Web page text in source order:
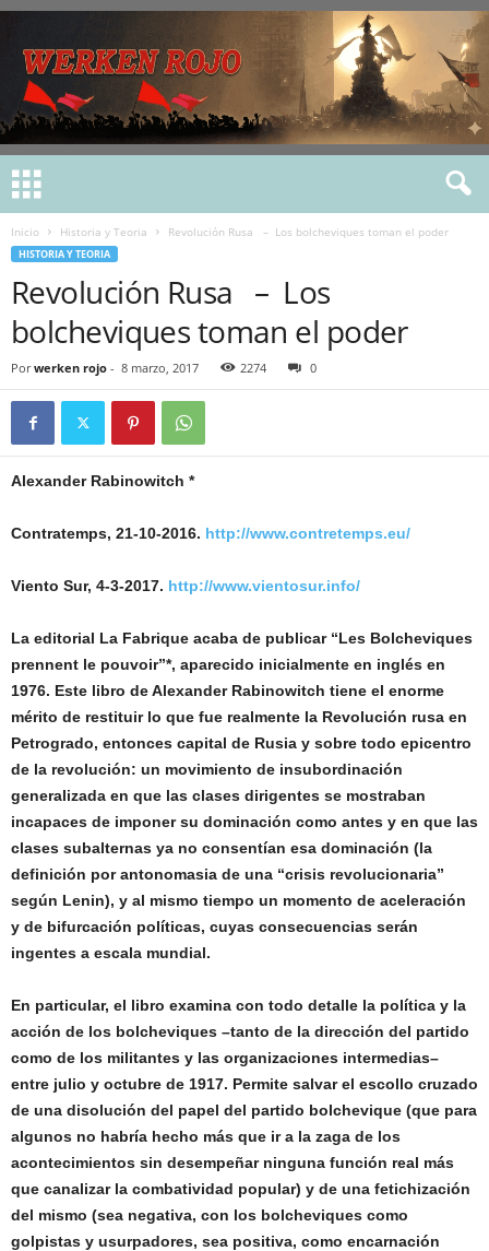
Inicio Historia y Teoria Revolución Rusa – Los bolcheviques toman el poder
HISTORIA Y TEORIA
Revolución Rusa – Los
bolcheviques toman el poder
Por werken rojo - 8 marzo, 2017 2274 0
Alexander Rabinowitch *
Contratemps, 21-10-2016. http://www.contretemps.eu/
Viento Sur, 4-3-2017. http://www.vientosur.info/
La editorial La Fabrique acaba de publicar “Les Bolcheviques
prennent le pouvoir”*, aparecido inicialmente en inglés en
1976. Este libro de Alexander Rabinowitch tiene el enorme
mérito de restituir lo que fue realmente la Revolución rusa en
Petrogrado, entonces capital de Rusia y sobre todo epicentro
de la revolución: un movimiento de insubordinación
generalizada en que las clases dirigentes se mostraban
incapaces de imponer su dominación como antes y en que las
clases subalternas ya no consentían esa dominación (la
definición por antonomasia de una “crisis revolucionaria”
según Lenin), y al mismo tiempo un momento de aceleración
y de bifurcación políticas, cuyas consecuencias serán
ingentes a escala mundial.
En particular, el libro examina con todo detalle la política y la
acción de los bolcheviques –tanto de la dirección del partido
como de los militantes y las organizaciones intermedias–
entre julio y octubre de 1917. Permite salvar el escollo cruzado
de una disolución del papel del partido bolchevique (que para
algunos no habría hecho más que ir a la zaga de los
acontecimientos sin desempeñar ninguna función real más
que canalizar la combatividad popular) y de una fetichización
del mismo (sea negativa, con los bolcheviques como
golpistas y usurpadores, sea positiva, como encarnación